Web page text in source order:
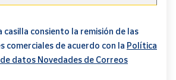
casilla consiento la remisión de las
comerciales de acuerdo con la Política
datos Novedades de Correos